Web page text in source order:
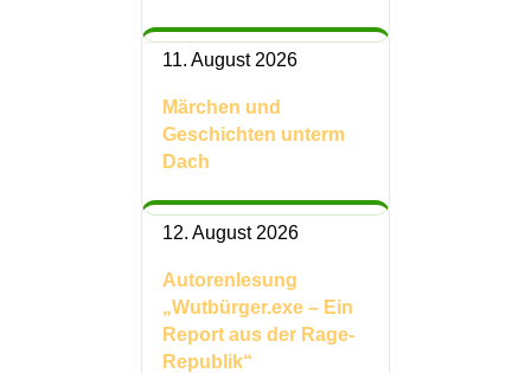
11. August 2026
Märchen und
Geschichten unterm
Dach
12. August 2026
Autorenlesung
„Wutbürger.exe – Ein
Report aus der Rage-
Republik“